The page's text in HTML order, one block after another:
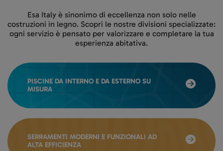
Esa Italy è sinonimo di eccellenza non solo nelle
costruzioni in legno. Scopri le nostre divisioni specializzate:
ogni servizio è pensato per valorizzare e completare la tua
esperienza abitativa.
PISCINE DA INTERNO E DA ESTERNO SU
MISURA
SERRAMENTI MODERNI E FUNZIONALI AD
ALTA EFFICIENZA